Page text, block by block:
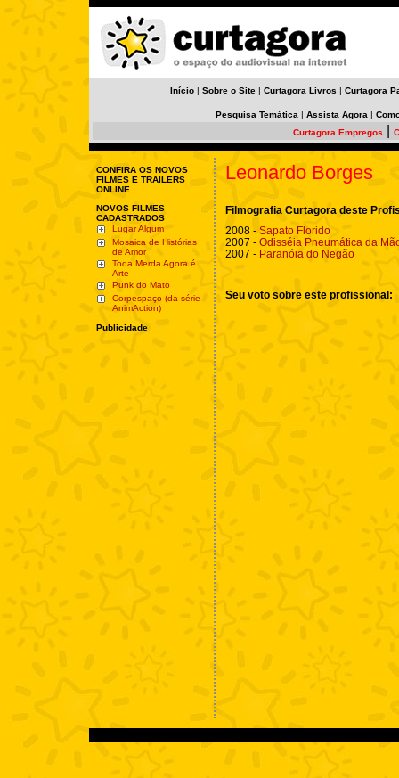
Início | Sobre o Site | Curtagora Livros | Curtagora
Pesquisa Temática | Assista Agora |
Curtagora Empregos
CONFIRA OS NOVOS
FILMES E TRAILERS
ONLINE
NOVOS FILMES
CADASTRADOS
Lugar Algum
Mosaica de Histórias
de Amor
Toda Merda Agora é
Arte
Punk do Mato
Corpespaço (da série
AnimAction)
Publicidade
Leonardo Borges
Filmografia Curtagora deste
2008 - Sapato Florido
2007 - Odisséia Pneumática da
2007 - Paranóia do Negão
Seu voto sobre este profissional: